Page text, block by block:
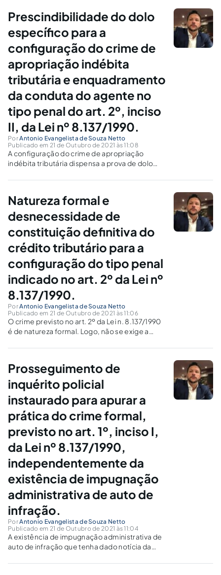
Prescindibilidade do dolo
específico para a
configuração do crime de
apropriação indébita
tributária e enquadramento
da conduta do agente no
tipo penal do art. 2º, inciso
II, da Lei nº 8.137/1990.
PorAntonio Evangelista de Souza Netto
Publicado em 21 de Outubro de 2021 às 11:08
A configuração do crime de apropriação
indébita tributária dispensa a prova de dolo
Natureza formal e
desnecessidade de
constituição definitiva do
crédito tributário para a
configuração do tipo penal
indicado no art. 2º da Lei nº
8.137/1990.
PorAntonio Evangelista de Souza Netto
Publicado em 21 de Outubro de 2021 às 11:06
O crime previsto no art. 2º da Lei n. 8.137/1990
é de natureza formal. Logo, não se exige a
Prosseguimento de
inquérito policial
instaurado para apurar a
prática do crime formal,
previsto no art. 1º, inciso I,
da Lei nº 8.137/1990,
independentemente da
existência de impugnação
administrativa de auto de
infração.
PorAntonio Evangelista de Souza Netto
Publicado em 21 de Outubro de 2021 às 11:04
A existência de impugnação administrativa de
auto de infração que tenha dado notícia da
legislação não impede o prosseguimento de